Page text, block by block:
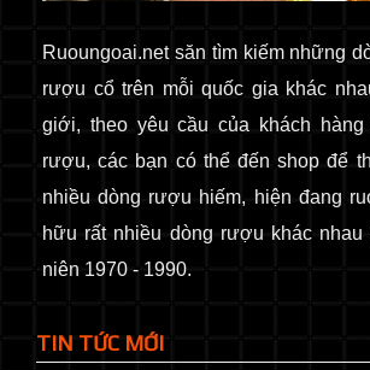
Ruoungoai.net săn tìm kiếm những
rượu cổtrên mỗi quốc gia khác
giới, theo yêu cầu của khách
rượu, các bạn có thể đến shop để
nhiều dòng rượu hiếm, hiện đang
hữu rất nhiều dòng rượu khác
niên 1970 - 1990.
TIN TỨC MỚI